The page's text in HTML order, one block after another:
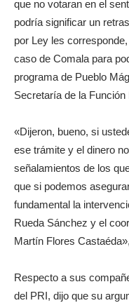
que no votaran en el
podría significar un
por Ley les
caso de Comala para
programa de Pueblo
Secretaría de la Función
«Dijeron, bueno, si
ese trámite y el dinero
señalamientos de los
que si podemos
fundamental la
Rueda Sánchez y el
Martín Flores
Respecto a sus
del PRI, dijo que su